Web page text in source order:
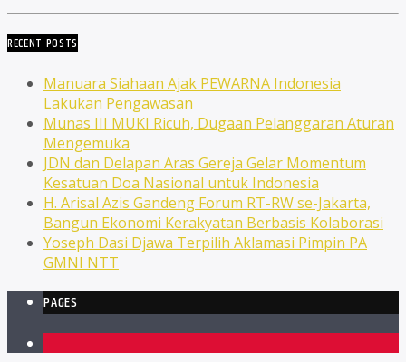
RECENT POSTS
Manuara Siahaan Ajak PEWARNA Indonesia
Lakukan Pengawasan
Munas III MUKI Ricuh, Dugaan Pelanggaran Aturan
Mengemuka
JDN dan Delapan Aras Gereja Gelar Momentum
Kesatuan Doa Nasional untuk Indonesia
H. Arisal Azis Gandeng Forum RT-RW se-Jakarta,
Bangun Ekonomi Kerakyatan Berbasis Kolaborasi
Yoseph Dasi Djawa Terpilih Aklamasi Pimpin PA
GMNI NTT
PAGES